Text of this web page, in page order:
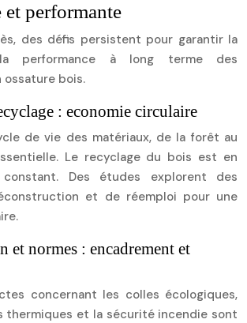
performante
des défis persistent pour garantir la
performance à long terme des
bois.
: economie circulaire
de vie des matériaux, de la forêt au
Le recyclage du bois est en
constant. Des études explorent des
et de réemploi pour une
et normes : encadrement et
concernant les colles écologiques,
thermiques et la sécurité incendie sont